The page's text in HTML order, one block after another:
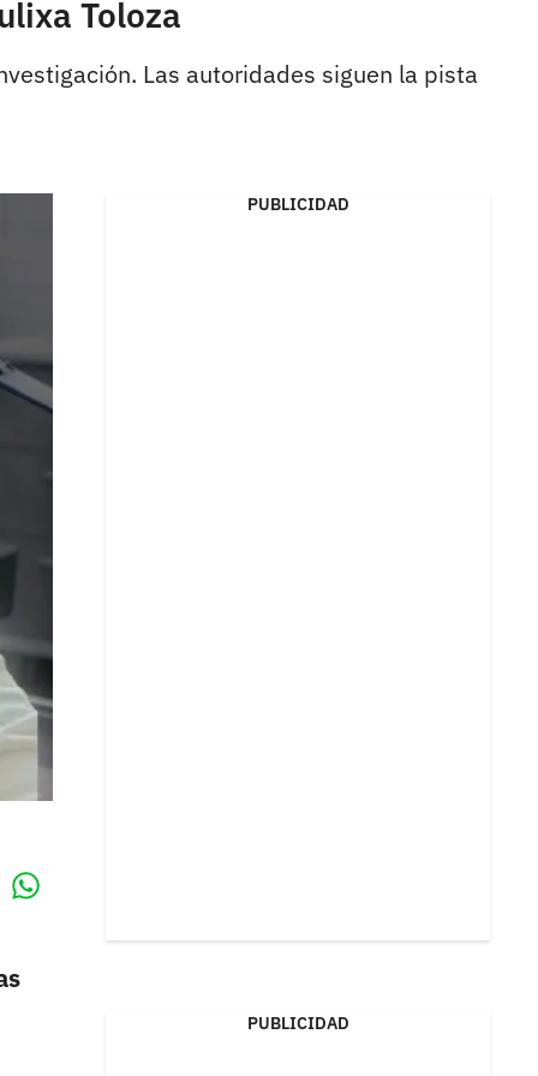
Toloza
Las autoridades siguen la pista
PUBLICIDAD
PUBLICIDAD